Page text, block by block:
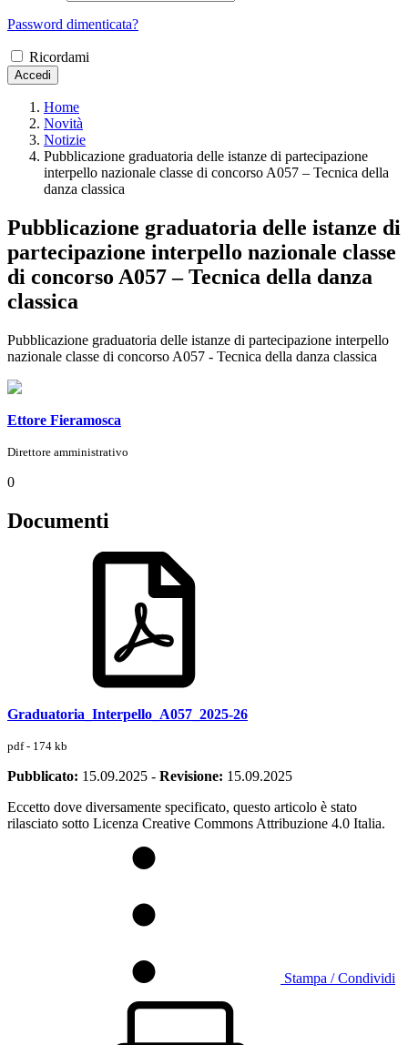
Password dimenticata?
Ricordami
Accedi
Home
Novità
Notizie
Pubblicazione graduatoria delle istanze di partecipazione
interpello nazionale classe di concorso A057 – Tecnica della
danza classica
Pubblicazione graduatoria delle istanze di
partecipazione interpello nazionale classe
di concorso A057 – Tecnica della danza
classica
Pubblicazione graduatoria delle istanze di partecipazione interpello
nazionale classe di concorso A057 - Tecnica della danza classica
Ettore Fieramosca
Direttore amministrativo
0
Documenti
Graduatoria_Interpello_A057_2025-26
pdf - 174 kb
Pubblicato: 15.09.2025 - Revisione: 15.09.2025
Eccetto dove diversamente specificato, questo articolo è stato
rilasciato sotto Licenza Creative Commons Attribuzione 4.0 Italia.
Stampa / Condividi